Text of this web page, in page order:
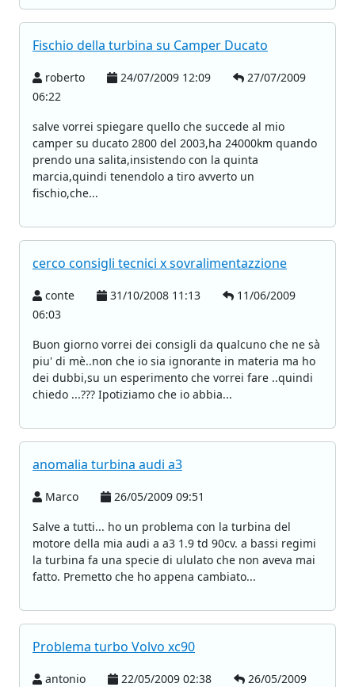
Fischio della turbina su Camper Ducato
roberto 24/07/2009 12:09
27/07/2009
06:22
salve vorrei spiegare quello che succede al mio
camper su ducato 2800 del 2003,ha 24000km quando
prendo una salita,insistendo con la quinta
marcia,quindi tenendolo a tiro avverto un
fischio,che...
cerco consigli tecnici x sovralimentazzione
conte 31/10/2008 11:13
11/06/2009
06:03
Buon giorno vorrei dei consigli da qualcuno che ne sà
piu' di mè..non che io sia ignorante in materia ma ho
dei dubbi,su un esperimento che vorrei fare ..quindi
chiedo ...??? Ipotiziamo che io abbia...
anomalia turbina audi a3
Marco
26/05/2009 09:51
Salve a tutti... ho un problema con la turbina del
motore della mia audi a a3 1.9 td 90cv. a bassi regimi
la turbina fa una specie di ululato che non aveva mai
fatto. Premetto che ho appena cambiato...
Problema turbo Volvo xc90
antonio 22/05/2009 02:38
26/05/2009